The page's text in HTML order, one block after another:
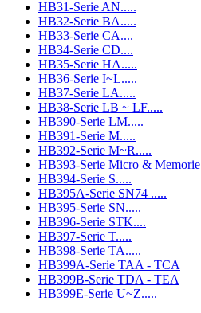
HB31-Serie AN.....
HB32-Serie BA.....
HB33-Serie CA....
HB34-Serie CD....
HB35-Serie HA.....
HB36-Serie I~L.....
HB37-Serie LA.....
HB38-Serie LB ~ LF.....
HB390-Serie LM.....
HB391-Serie M.....
HB392-Serie M~R.....
HB393-Serie Micro & Memorie
HB394-Serie S.....
HB395A-Serie SN74 .....
HB395-Serie SN.....
HB396-Serie STK....
HB397-Serie T.....
HB398-Serie TA.....
HB399A-Serie TAA - TCA
HB399B-Serie TDA - TEA
HB399E-Serie U~Z.....